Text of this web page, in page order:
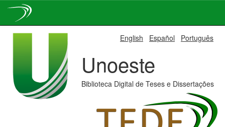
English Español Português
Unoeste
Biblioteca Digital de Teses e Dissertações